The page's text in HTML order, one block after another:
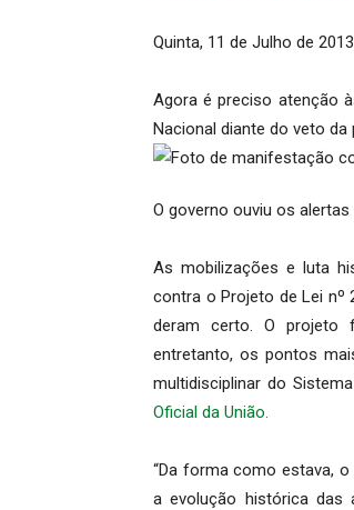
Quinta, 11 de Julho de
Agora é preciso atenção
Nacional diante do veto da
O governo ouviu os
As mobilizações e luta
contra o Projeto de Lei nº
deram certo. O projeto
entretanto, os pontos
multidisciplinar do
Oficial da União.
“Da forma como estava,
a evolução histórica das